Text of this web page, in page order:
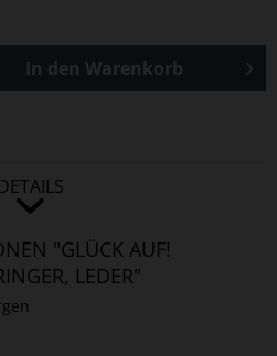
In den Warenkorb
DETAILS
"GLÜCK AUF!
LEDER"